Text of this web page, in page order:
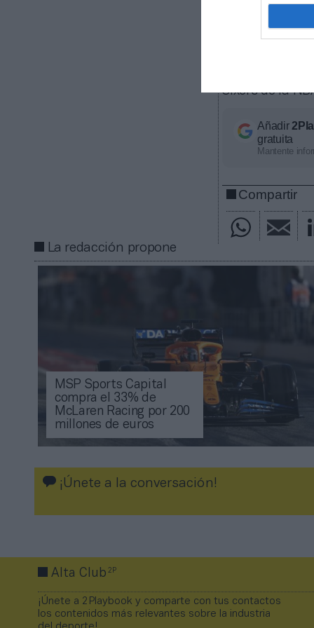
de inversión.
MSP
inversor
David Blitzer,
Blitzer, a su
Sixers de la
Añadir
gratuita
Mantente
Compartir
La redacción propone
MSP Sports Capital
compra el 33% de
McLaren Racing por 200
millones de euros
¡Únete a la conversación!
Alta Club2P
¡Únete a 2Playbook y comparte con tus contactos
los contenidos más relevantes sobre la industria